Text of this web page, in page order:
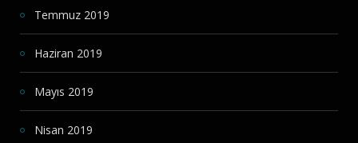
Temmuz 2019
Haziran 2019
Mayıs 2019
Nisan 2019